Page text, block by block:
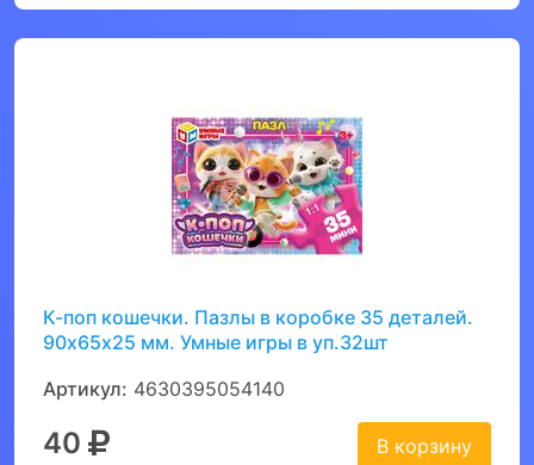
К-поп кошечки. Пазлы в коробке 35 деталей.
90х65х25 мм. Умные игры в уп.32шт
Артикул: 4630395054140
40 В корзину